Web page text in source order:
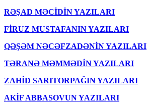
RƏŞAD MƏCİDİN YAZILARI
FİRUZ MUSTAFANIN YAZILARI
QƏŞƏM NƏCƏFZADƏNİN YAZILARI
TƏRANƏ MƏMMƏDİN YAZILARI
ZAHİD SARITORPAĞIN YAZILARI
AKİF ABBASOVUN YAZILARI